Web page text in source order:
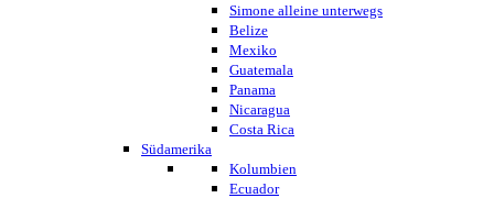
Simone alleine unterwegs
Belize
Mexiko
Guatemala
Panama
Nicaragua
Costa Rica
Südamerika
Kolumbien
Ecuador